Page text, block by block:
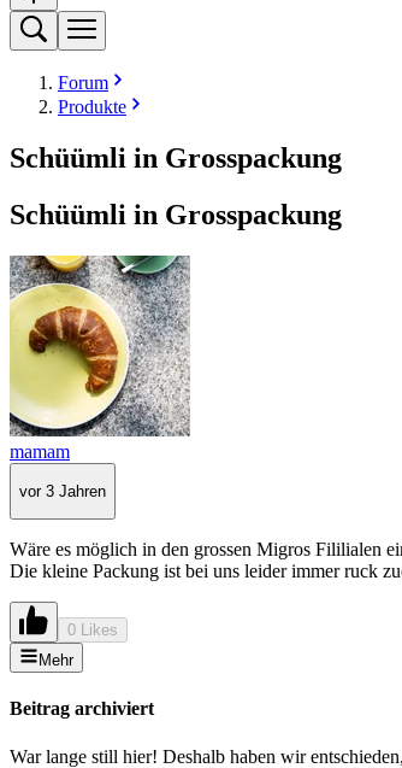
Forum
Produkte
Schüümli in Grosspackung
Schüümli in Grosspackung
mamam
vor 3 Jahren
Wäre es möglich in den grossen Migros Fililialen
Die kleine Packung ist bei uns leider immer ruck
0 Likes
Mehr
Beitrag archiviert
War lange still hier! Deshalb haben wir